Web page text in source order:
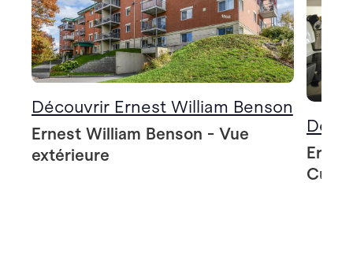
Découvrir Ernest William Benson
Ernest William Benson - Vue
extérieure